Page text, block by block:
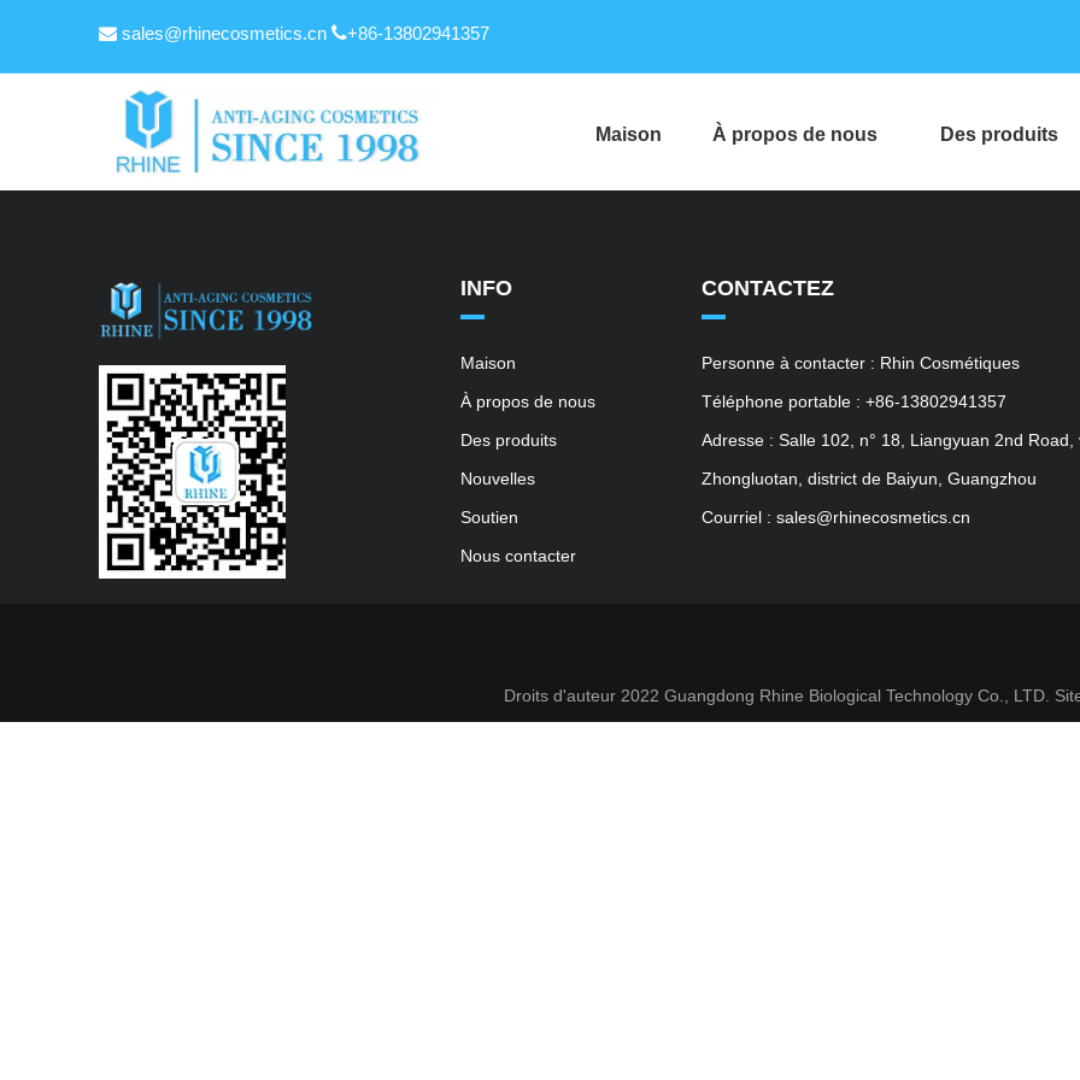
 sales@rhinecosmetics.cn +86-13802941357
Maison À propos de nous Des produits
INFO
Maison
À propos de nous
Des produits
Nouvelles
Soutien
Nous contacter
CONTACTEZ
Personne à contacter : Rhin Cosmétiques
Téléphone portable : +86-13802941357
Adresse : Salle 102, n° 18, Liangyuan 2nd Road,
Zhongluotan, district de Baiyun, Guangzhou
Courriel : sales@rhinecosmetics.cn
Droits d'auteur 2022 Guangdong Rhine Biological Technology Co., LTD.